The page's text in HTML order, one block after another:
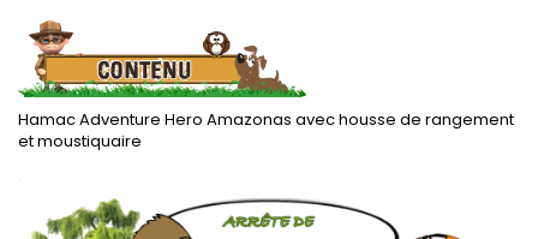
Hamac Adventure Hero Amazonas avec housse de rangement
et moustiquaire
.